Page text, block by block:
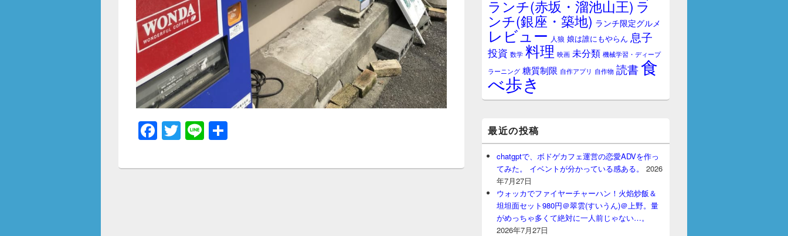
F
c
T
tt
Li
e
ランチ(赤坂・溜池山王) ラ
ンチ(銀座・築地) ランチ限定グルメ
レビュー 人狼 娘は誰にもやらん 息子
投資 数学 料理 映画 未分類 機械学習・ディープ
ラーニング 糖質制限 自作アプリ 自作物 読書食
べ歩き
最近の投稿
chatgptで、ボドゲカフェ運営の恋愛ADVを作っ
てみた。 イベントが分かっている感ある。
2026
年7月27日
ウォッカでファイヤーチャーハン！火焰炒飯＆
坦坦面セット980円＠翠雲(すいうん)＠上野。量
がめっちゃ多くて絶対に一人前じゃない…。
2026年7月27日